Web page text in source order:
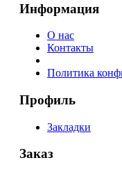
Информация
О нас
Контакты
Политика
Профиль
Закладки
Заказ